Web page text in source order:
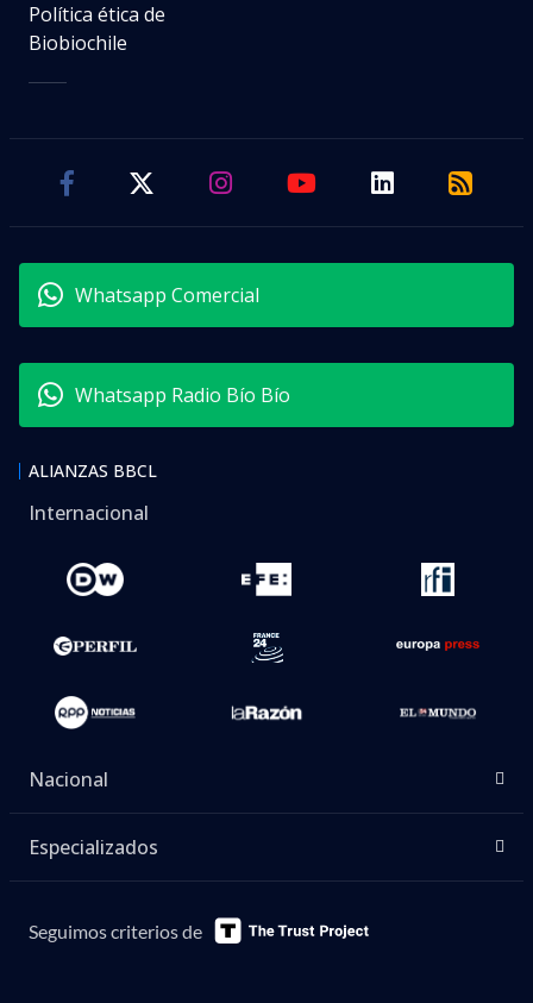
Política ética de
Biobiochile
Whatsapp Comercial
Whatsapp Radio Bío Bío
ALIANZAS BBCL
Internacional
Nacional
Especializados
Seguimos criterios de